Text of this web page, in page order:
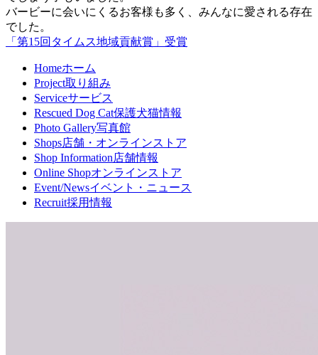
バービーに会いにくるお客様も多く、みんなに愛される存在
でした。
「第15回タイムス地域貢献賞」受賞
Homeホーム
Project取り組み
Serviceサービス
Rescued Dog Cat保護犬猫情報
Photo Gallery写真館
Shops店舗・オンラインストア
Shop Information店舗情報
Online Shopオンラインストア
Event/Newsイベント・ニュース
Recruit採用情報